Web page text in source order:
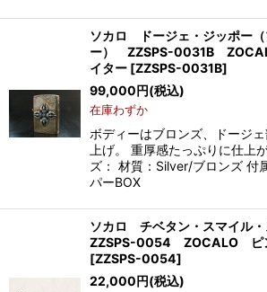
ソカロ ドージェ・ジッポー
ー） ZZSPS-0031B
イター [ZZSPS-0031B]
99,000円(税込)
在庫わずか
ボディーはブロンズ、ドージ
上げ。 重厚感たっぷりに仕上
ズ： 材質：Silver/ブロンズ 付
パーBOX
ソカロ チベタン・スマイル
ZZSPS-0054 ZOCALO ピ
[ZZSPS-0054]
22,000円(税込)